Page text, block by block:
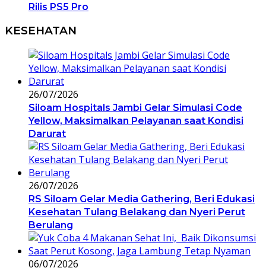
Rilis PS5 Pro
KESEHATAN
26/07/2026
Siloam Hospitals Jambi Gelar Simulasi Code
Yellow, Maksimalkan Pelayanan saat Kondisi
Darurat
26/07/2026
RS Siloam Gelar Media Gathering, Beri Edukasi
Kesehatan Tulang Belakang dan Nyeri Perut
Berulang
06/07/2026